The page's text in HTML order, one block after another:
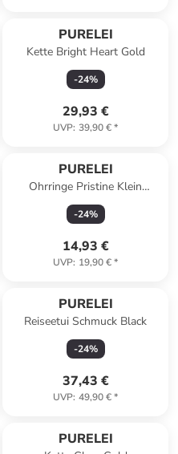
PURELEI
Kette Bright Heart Gold
-24%
29,93 €
UVP: 39,90 €*
PURELEI
Ohrringe Pristine Klein
Rosegold
-24%
14,93 €
UVP: 19,90 €*
PURELEI
Reiseetui Schmuck Black
-24%
37,43 €
UVP: 49,90 €*
PURELEI